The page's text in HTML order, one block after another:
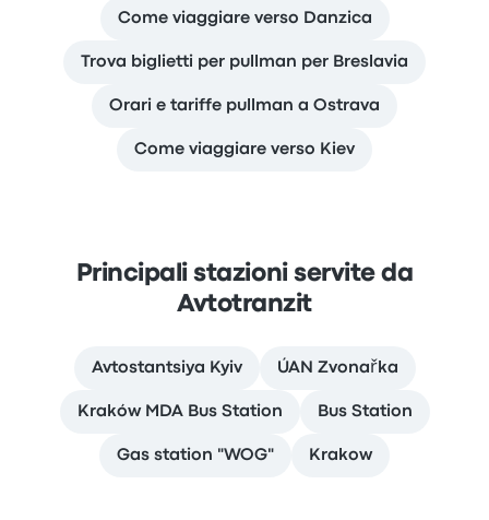
Come viaggiare verso Danzica
Trova biglietti per pullman per Breslavia
Orari e tariffe pullman a Ostrava
Come viaggiare verso Kiev
Principali stazioni servite da
Avtotranzit
Avtostantsiya Kyiv ÚAN Zvonařka
Kraków MDA Bus Station Bus Station
Gas station "WOG" Krakow